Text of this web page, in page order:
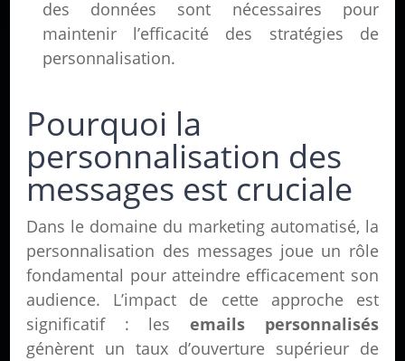
des données sont nécessaires pour
maintenir l’efficacité des stratégies de
personnalisation.
Pourquoi la
personnalisation des
messages est cruciale
Dans le domaine du marketing automatisé, la
personnalisation des messages joue un rôle
fondamental pour atteindre efficacement son
audience. L’impact de cette approche est
significatif : lesemails personnalisés
génèrent un taux d’ouverture supérieur de